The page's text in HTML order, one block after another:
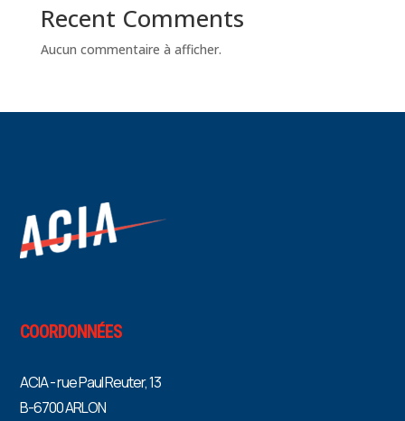
Recent Comments
Aucun commentaire à afficher.
COORDONNÉES
ACIA - rue Paul Reuter, 13
B-6700 ARLON